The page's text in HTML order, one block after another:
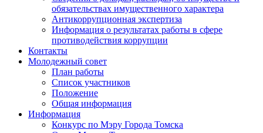
обязательствах имущественного характера
Антикоррупционная экспертиза
Информация о результатах работы в сфере
противодействия коррупции
Контакты
Молодежный совет
План работы
Список участников
Положение
Общая информация
Информация
Конкурс по Мэру Города Томска